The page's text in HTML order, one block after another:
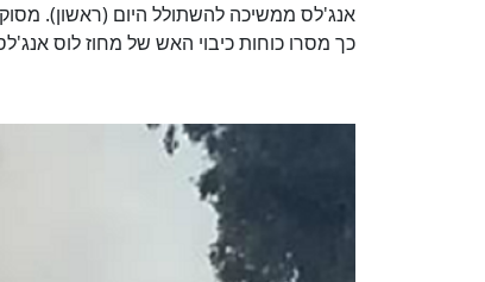
אנג'לס ממשיכה להשתולל היום (ראשון).
כך מסרו כוחות כיבוי האש של מחוז לוס